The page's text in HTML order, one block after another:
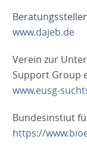
www.dajeb.de
Verein zur
Support Group
www.eusg-
Bundesinstiut
https://